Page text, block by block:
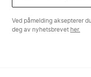
Ved påmelding aksepterer
deg av nyhetsbrevet her.